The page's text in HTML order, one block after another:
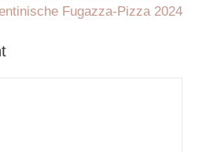
Fugazza-Pizza 2024